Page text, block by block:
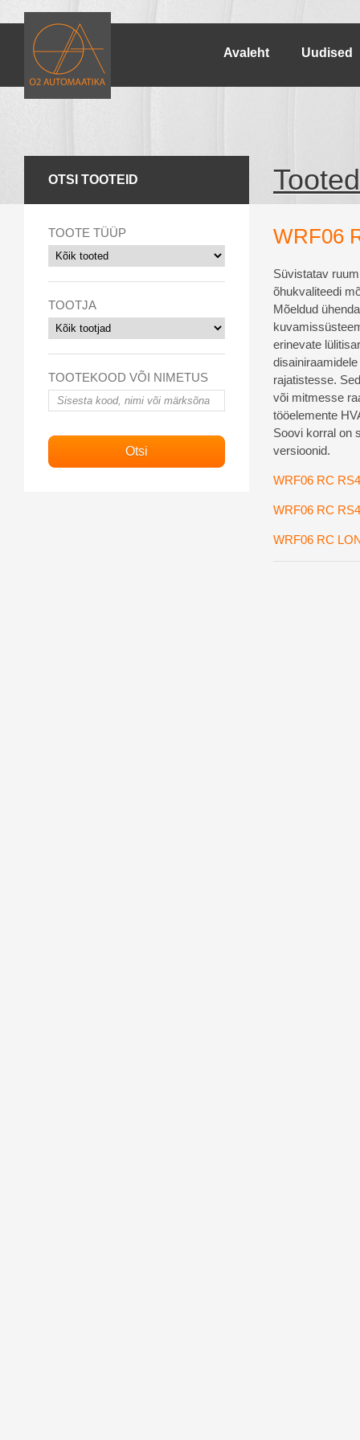
Avaleht Uudised
OTSI TOOTEID
TOOTE TÜÜP
TOOTJA
TOOTEKOOD VÕI NIMETUS
Tooted
WRF06
Süvistatav
õhukvaliteedi
Mõeldud
erinevate
rajatistesse.
või mitmesse
tööelemente
Soovi korral on
versioonid.
WRF06 RC
WRF06 RC
WRF06 RC